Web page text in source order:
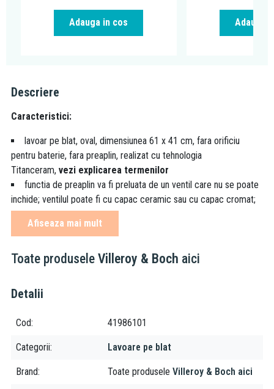
Adauga in cos Adauga
Descriere
Caracteristici:
lavoar pe blat, oval, dimensiunea 61 x 41 cm, fara orificiu
pentru baterie, fara preaplin, realizat cu tehnologia
Titanceram, vezi explicarea termenilor
functia de preaplin va fi preluata de un ventil care nu se poate
inchide; ventilul poate fi cu capac ceramic sau cu capac cromat;
ventilul se comanda separat, vezi
lavoarul se monteaza fie pe un blat din marmura, travertin,
vezi oferta de blaturi
sablonului care este inclus (
alimentarea cu apa a lavoarelor pe blat se realizeaza fie cu
baterii de perete, fie cu baterii stative inalte
bateriei in conformitate cu distanta dintre ventilul lavoarului fata
material: Titanceram, un portelan sanitar special
Afiseaza mai mult
Toate produsele Villeroy & Boch aici
Detalii
Cod 41986101
Categorii Lavoare pe blat
Brand Toate produsele Villeroy & Boch aici